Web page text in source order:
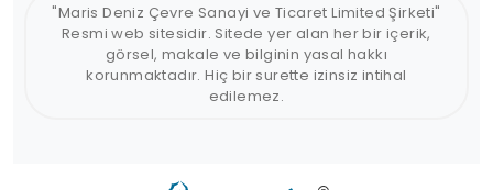
"Maris Deniz Çevre Sanayi ve Ticaret Limited Şirketi"
Resmi web sitesidir. Sitede yer alan her bir içerik,
görsel, makale ve bilginin yasal hakkı
korunmaktadır. Hiç bir surette izinsiz intihal
edilemez.